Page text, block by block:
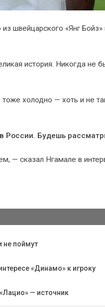
швейцарского «Янг Бойз»
история. Никогда не
холодно — хоть и не
России. Будешь
— сказал Нгамале в
не поймут
«Динамо» к игроку
— источник